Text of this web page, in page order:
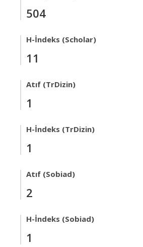
504
H-İndeks (Scholar)
11
Atıf (TrDizin)
1
H-İndeks (TrDizin)
1
Atıf (Sobiad)
2
H-İndeks (Sobiad)
1